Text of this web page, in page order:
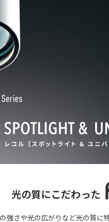
光の質にこだわった
強さや光の広がりなど光の質に